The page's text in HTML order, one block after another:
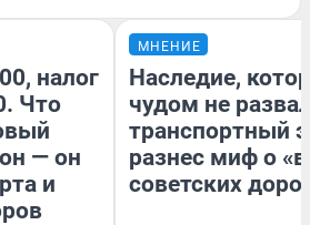
налог
Что
— он
и
МНЕНИЕ
Наследие,
чудом не
транспортный
разнес миф о
советских